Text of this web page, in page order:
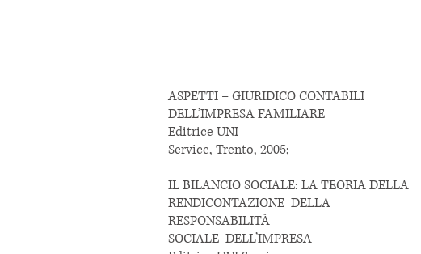
ASPETTI – GIURIDICO CONTABILI
DELL’IMPRESA FAMILIARE
Editrice UNI
Service, Trento, 2005;
IL BILANCIO SOCIALE: LA TEORIA DELLA
RENDICONTAZIONE DELLA
RESPONSABILITÀ
SOCIALE DELL’IMPRESA